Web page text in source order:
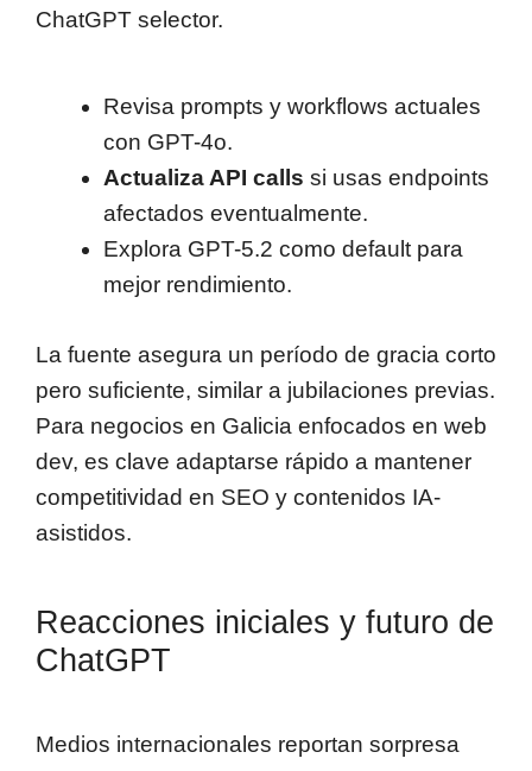
ChatGPT selector.
Revisa prompts y workflows actuales
con GPT-4o.
Actualiza API calls si usas endpoints
afectados eventualmente.
Explora GPT-5.2 como default para
mejor rendimiento.
La fuente asegura un período de gracia corto
pero suficiente, similar a jubilaciones previas.
Para negocios en Galicia enfocados en web
dev, es clave adaptarse rápido a mantener
competitividad en SEO y contenidos IA-
asistidos.
Reacciones iniciales y futuro de
ChatGPT
Medios internacionales reportan sorpresa